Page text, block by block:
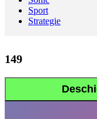
Sport
Strategie
149